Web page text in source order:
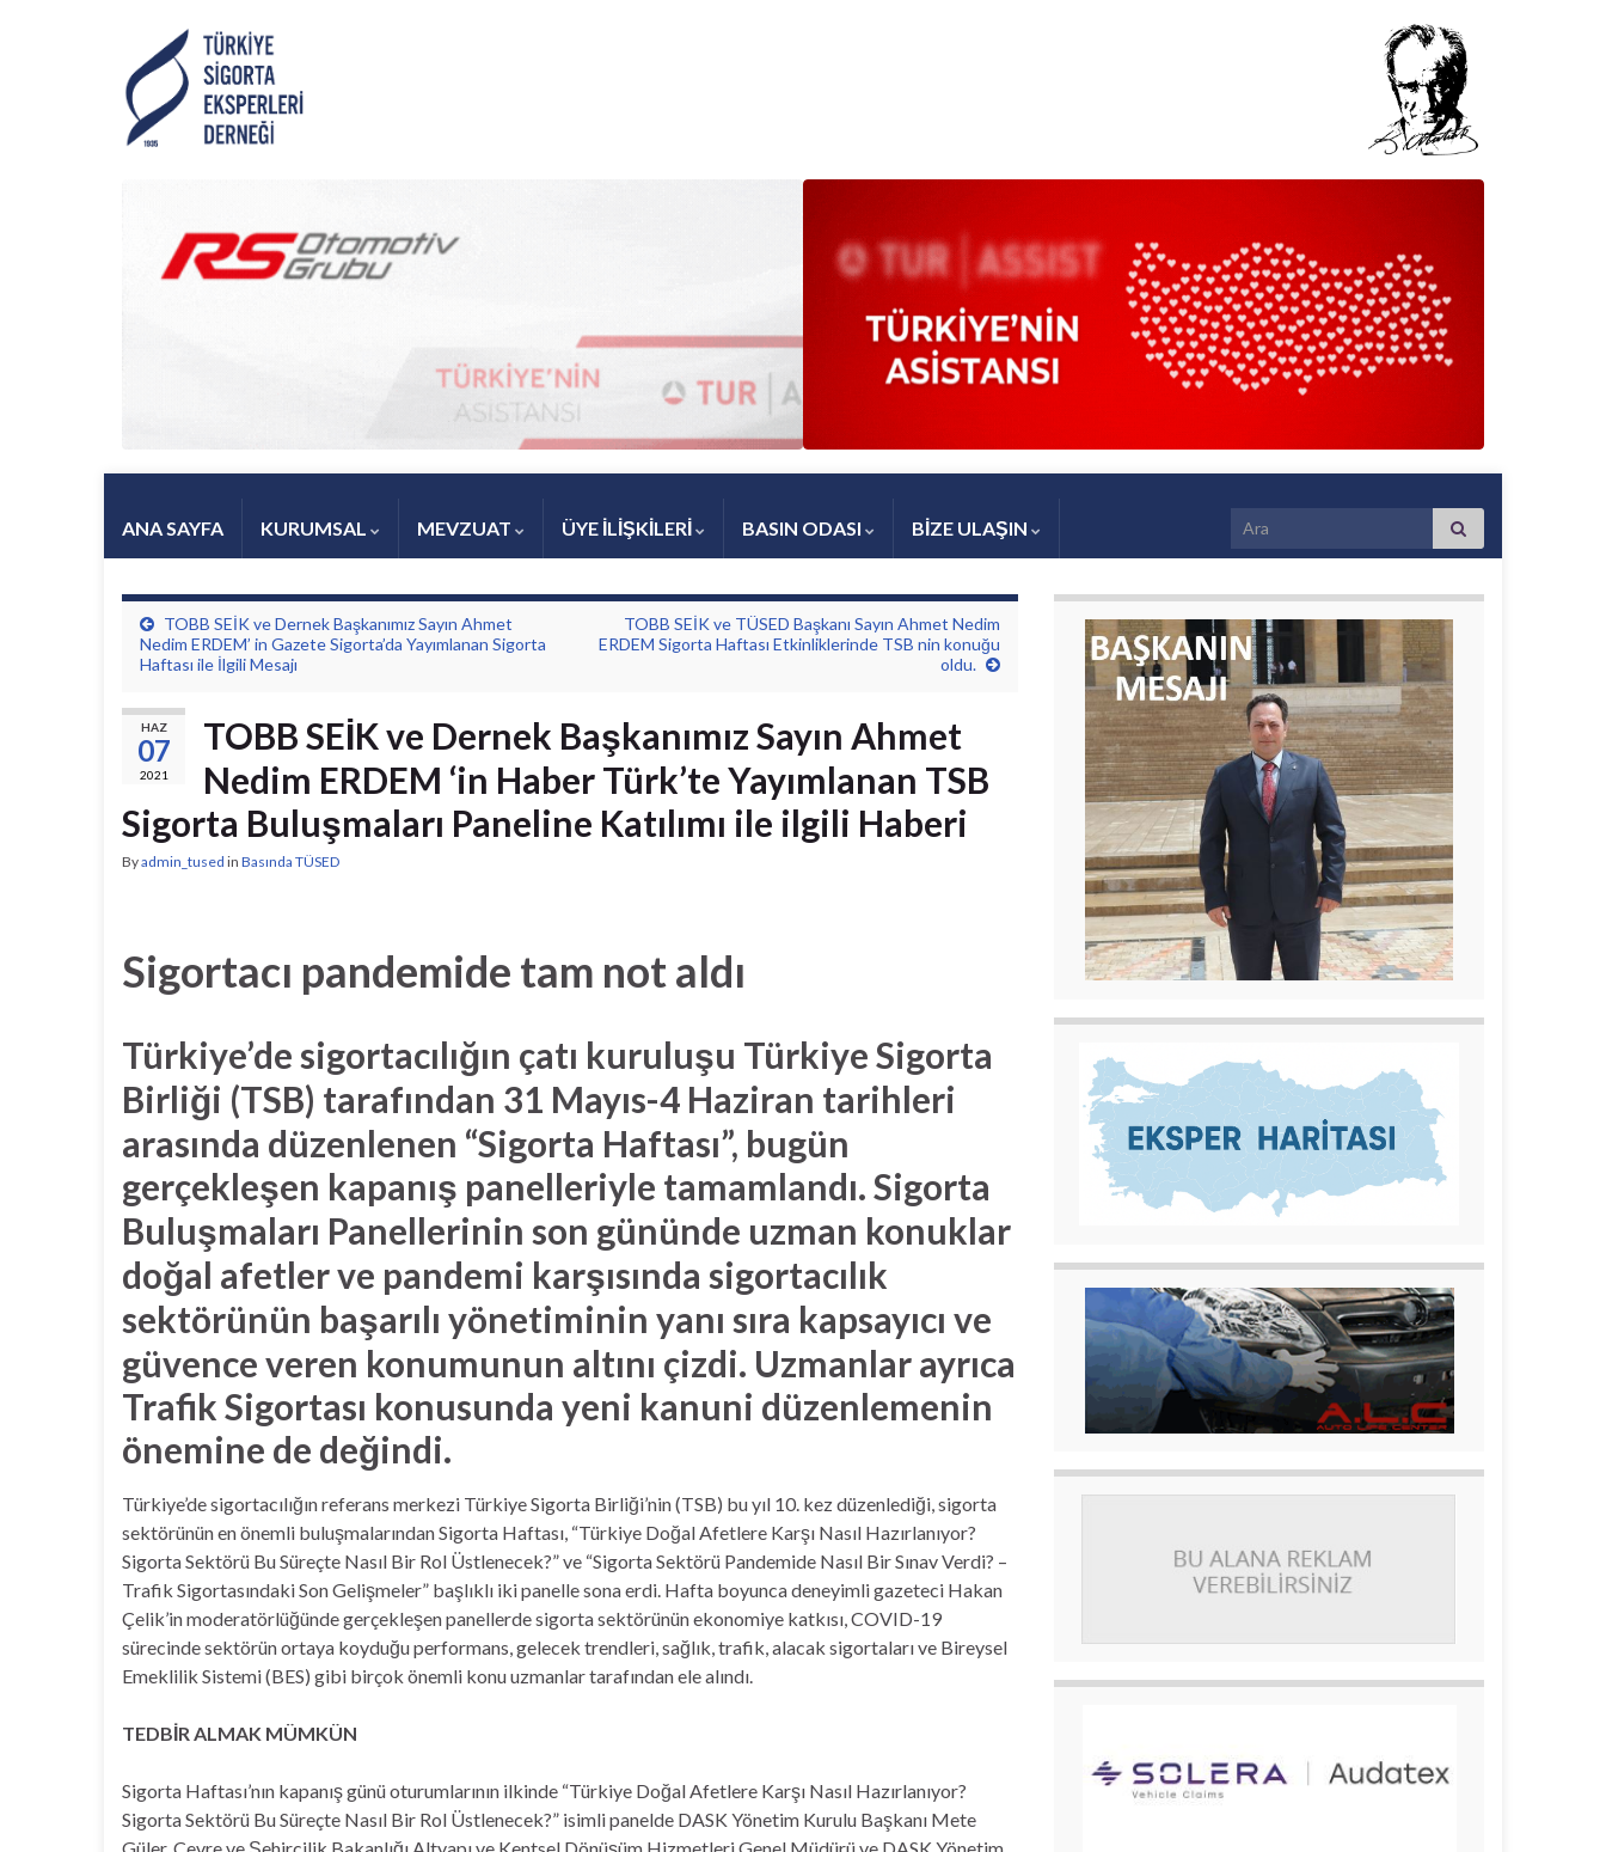
ANA SAYFA KURUMSAL MEVZUAT ÜYE İLİŞKİLERİ BASIN ODASI BİZE ULAŞIN Search for:
TOBB SEİK ve Dernek Başkanımız Sayın Ahmet
Nedim ERDEM’ in Gazete Sigorta’da Yayımlanan Sigorta
Haftası ile İlgili Mesajı
TOBB SEİK ve TÜSED Başkanı Sayın Ahmet Nedim
ERDEM Sigorta Haftası Etkinliklerinde TSB nin konuğu
oldu.
HAZ
07
2021
TOBB SEİK ve Dernek Başkanımız Sayın Ahmet
Nedim ERDEM ‘in Haber Türk’te Yayımlanan TSB
Sigorta Buluşmaları Paneline Katılımı ile ilgili Haberi
Byadmin_tused in Basında TÜSED
Sigortacı pandemide tam not aldı
Türkiye’de sigortacılığın çatı kuruluşu Türkiye Sigorta
Birliği (TSB) tarafından 31 Mayıs-4 Haziran tarihleri
arasında düzenlenen “Sigorta Haftası”, bugün
gerçekleşen kapanış panelleriyle tamamlandı. Sigorta
Buluşmaları Panellerinin son gününde uzman konuklar
doğal afetler ve pandemi karşısında sigortacılık
sektörünün başarılı yönetiminin yanı sıra kapsayıcı ve
güvence veren konumunun altını çizdi. Uzmanlar ayrıca
Trafik Sigortası konusunda yeni kanuni düzenlemenin
önemine de değindi.
Türkiye’de sigortacılığın referans merkezi Türkiye Sigorta Birliği’nin (TSB) bu yıl 10. kez düzenlediği, sigorta
sektörünün en önemli buluşmalarından Sigorta Haftası, “Türkiye Doğal Afetlere Karşı Nasıl Hazırlanıyor?
Sigorta Sektörü Bu Süreçte Nasıl Bir Rol Üstlenecek?” ve “Sigorta Sektörü Pandemide Nasıl Bir Sınav Verdi? –
Trafik Sigortasındaki Son Gelişmeler” başlıklı iki panelle sona erdi. Hafta boyunca deneyimli gazeteci Hakan
Çelik’in moderatörlüğünde gerçekleşen panellerde sigorta sektörünün ekonomiye katkısı, COVID-19
sürecinde sektörün ortaya koyduğu performans, gelecek trendleri, sağlık, trafik, alacak sigortaları ve Bireysel
Emeklilik Sistemi (BES) gibi birçok önemli konu uzmanlar tarafından ele alındı.
TEDBİR ALMAK MÜMKÜN
Sigorta Haftası’nın kapanış günü oturumlarının ilkinde “Türkiye Doğal Afetlere Karşı Nasıl Hazırlanıyor?
Sigorta Sektörü Bu Süreçte Nasıl Bir Rol Üstlenecek?” isimli panelde DASK Yönetim Kurulu Başkanı Mete